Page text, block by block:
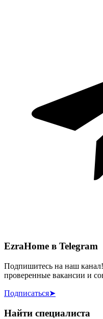
EzraHome в Telegram
Подпишитесь на наш
проверенные вакансии и
Подписаться➤
Найти специалиста